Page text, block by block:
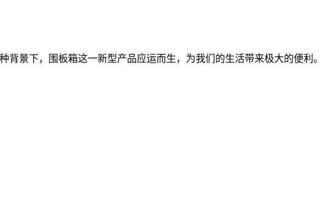
景下，围板箱这一新型产品应运而生，为我们的生活带来极大的便利。